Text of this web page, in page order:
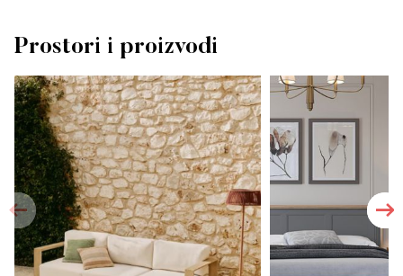
Prostori i proizvodi